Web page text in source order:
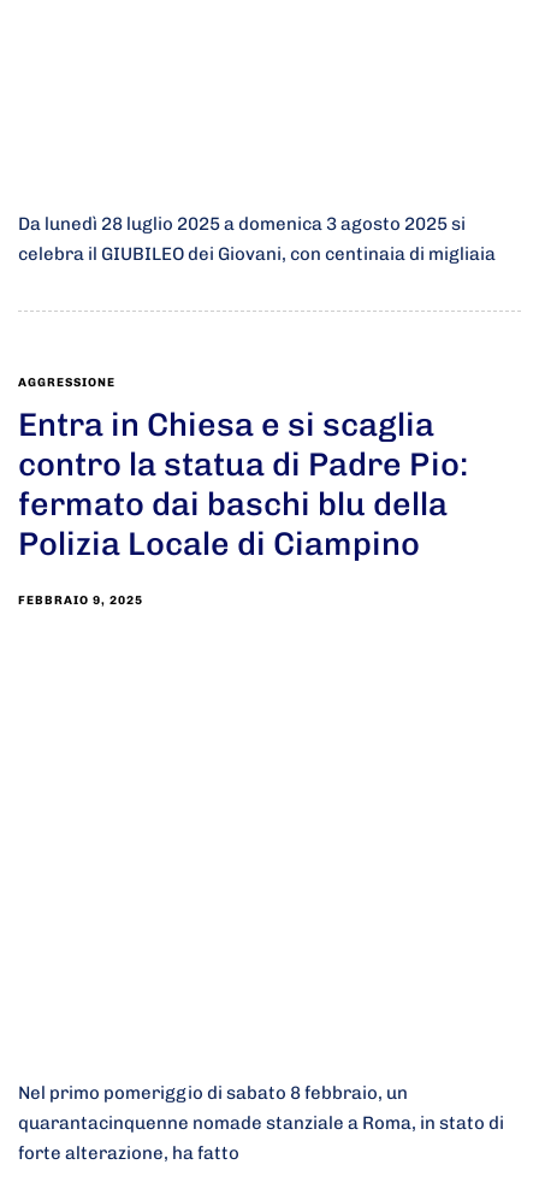
Da lunedì 28 luglio 2025 a domenica 3 agosto 2025 si
celebra il GIUBILEO dei Giovani, con centinaia di migliaia
AGGRESSIONE
Entra in Chiesa e si scaglia
contro la statua di Padre Pio:
fermato dai baschi blu della
Polizia Locale di Ciampino
FEBBRAIO 9, 2025
Nel primo pomeriggio di sabato 8 febbraio, un
quarantacinquenne nomade stanziale a Roma, in stato di
forte alterazione, ha fatto